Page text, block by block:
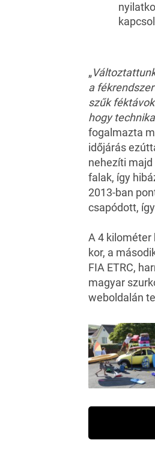
„
a
szűk
hogy
fogalmazta
időjárás
nehezíti
falak, így
2013-ban
csapódott,
A 4 kilométer
kor, a
FIA ETRC,
magyar
weboldalán